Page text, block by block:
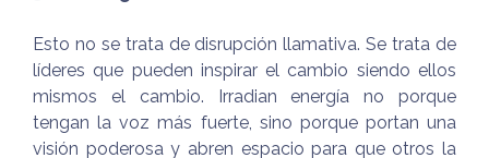
Esto no se trata de disrupción llamativa. Se trata de
líderes que pueden inspirar el cambio siendo ellos
mismos el cambio. Irradian energía no porque
tengan la voz más fuerte, sino porque portan una
visión poderosa y abren espacio para que otros la